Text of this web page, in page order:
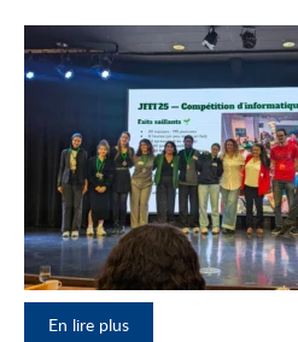
En lire plus